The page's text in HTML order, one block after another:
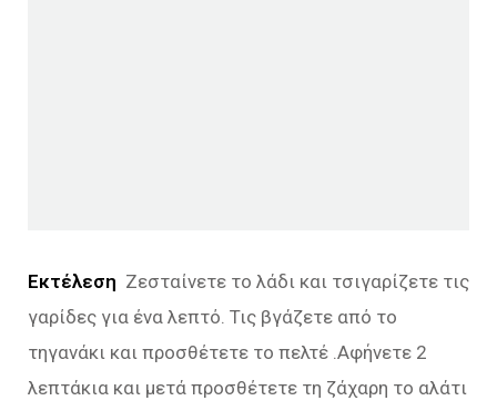
Εκτέλεση Ζεσταίνετε το λάδι και τσιγαρίζετε τις
γαρίδες για ένα λεπτό. Τις βγάζετε από το
τηγανάκι και προσθέτετε το πελτέ .Αφήνετε 2
λεπτάκια και μετά προσθέτετε τη ζάχαρη το αλάτι